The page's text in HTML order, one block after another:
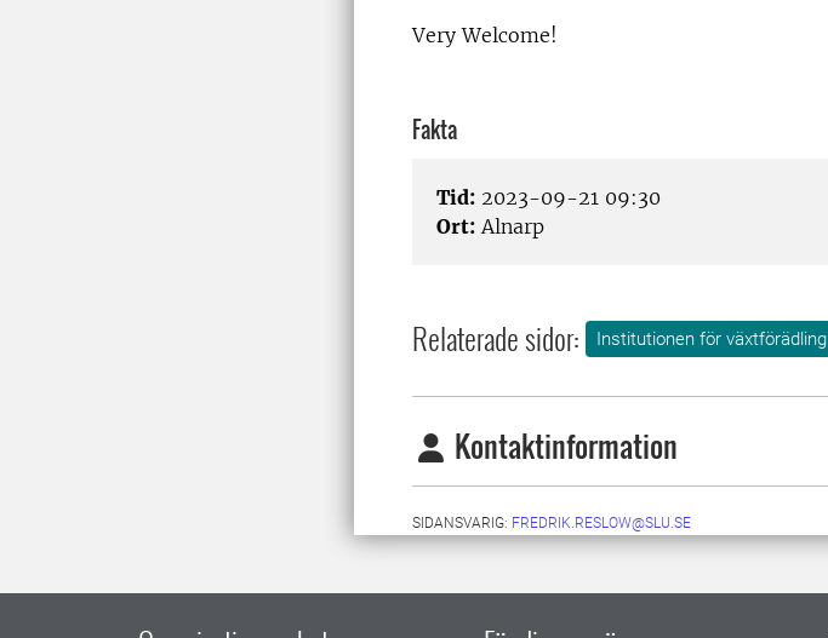
Very Welcome!
Fakta
Tid: 2023-09-21 09:30
Ort: Alnarp
Relaterade sidor: Institutionen för växtförädling
Kontaktinformation
SIDANSVARIG: FREDRIK.RESLOW@SLU.SE